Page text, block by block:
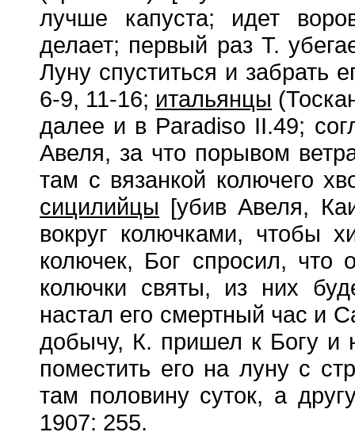
лучше капуста; идет
делает; первый раз Т.
Луну спуститься и забрать
6-9, 11-16; итальянцы
далее и в Paradiso II.49;
Авеля, за что порывом
там с вязанкой колючего
сицилийцы [убив Авеля,
вокруг колючками, чтобы
колючек, Бог спросил, что
колючки святы, из них
настал его смертный час и
добычу, К. пришел к Богу и
поместить его на луну с
там половину суток, а
1907: 255.